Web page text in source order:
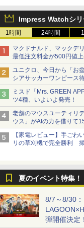
2人の忠臣
Impress Watchシ
1時間 24時間
マクドナルド、マックデ
最低注文料金が500円値
1,500円から受付
ユニクロ、今日から「お
シアサッカーワンピース
ショーツは1990円に
ミスド「Mrs. GREEN
ツ4種、いよいよ発売！
老舗のマウスユーティリ
ウス」がAIの力を借りて
化、Windows 10/11、「
る。復活記念で2026年末
【家電レビュー】手ごわ
リの草刈機で完全勝利
夏のイベント特集！
8/7～8/30
弾開催決定